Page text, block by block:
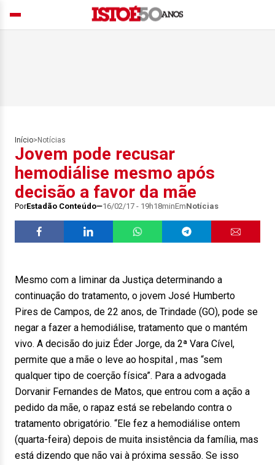
Início> Notícias
Jovem pode recusar
hemodiálise mesmo após
decisão a favor da mãe
PorEstadão Conteúdo 16/02/17 - 19h18minEmNotícias
Mesmo com a liminar da Justiça determinando a
continuação do tratamento, o jovem José Humberto
Pires de Campos, de 22 anos, de Trindade (GO), pode se
negar a fazer a hemodiálise, tratamento que o mantém
vivo. A decisão do juiz Éder Jorge, da 2ª Vara Cível,
permite que a mãe o leve ao hospital , mas “sem
qualquer tipo de coerção física”. Para a advogada
Dorvanir Fernandes de Matos, que entrou com a ação a
pedido da mãe, o rapaz está se rebelando contra o
tratamento obrigatório. “Ele fez a hemodiálise ontem
(quarta-feira) depois de muita insistência da família, mas
está dizendo que não vai à próxima sessão. Se isso